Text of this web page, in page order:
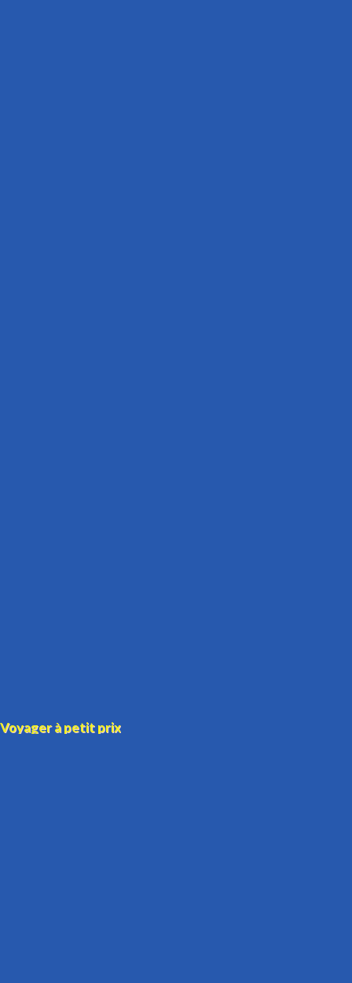
Voyager à petit prix